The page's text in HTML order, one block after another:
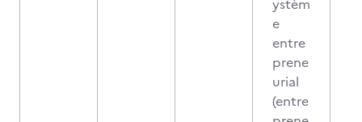
ystèm
e
entre
prene
urial
(entre